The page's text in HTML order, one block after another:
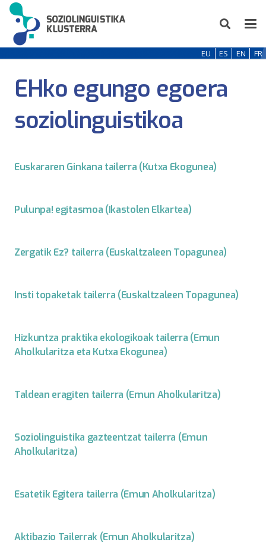
EU ES EN FR
EHko egungo egoera
soziolinguistikoa
Euskararen Ginkana tailerra (Kutxa Ekogunea)
Pulunpa! egitasmoa (Ikastolen Elkartea)
Zergatik Ez? tailerra (Euskaltzaleen Topagunea)
Insti topaketak tailerra (Euskaltzaleen Topagunea)
Hizkuntza praktika ekologikoak tailerra (Emun
Aholkularitza eta Kutxa Ekogunea)
Taldean eragiten tailerra (Emun Aholkularitza)
Soziolinguistika gazteentzat tailerra (Emun
Aholkularitza)
Esatetik Egitera tailerra (Emun Aholkularitza)
Aktibazio Tailerrak (Emun Aholkularitza)